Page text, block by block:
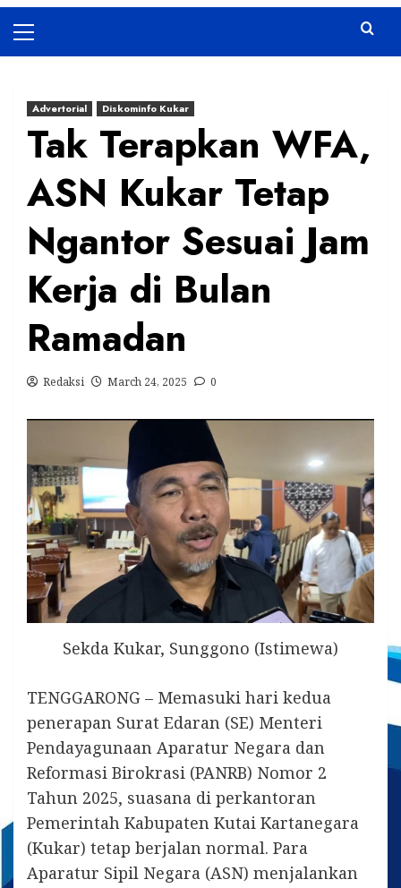
Menu
Advertorial Diskominfo Kukar
Tak Terapkan WFA,
ASN Kukar Tetap
Ngantor Sesuai Jam
Kerja di Bulan
Ramadan
Redaksi March 24, 2025 0
Sekda Kukar, Sunggono (Istimewa)
TENGGARONG – Memasuki hari kedua
penerapan Surat Edaran (SE) Menteri
Pendayagunaan Aparatur Negara dan
Reformasi Birokrasi (PANRB) Nomor 2
Tahun 2025, suasana di perkantoran
Pemerintah Kabupaten Kutai Kartanegara
(Kukar) tetap berjalan normal. Para
Aparatur Sipil Negara (ASN) menjalankan